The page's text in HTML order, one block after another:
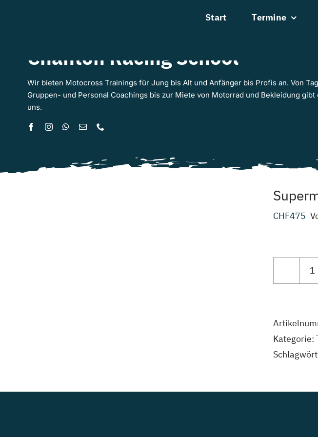
Start Termine
Chanton Racing School
Wir bieten Motocross Trainings für Jung bis Alt und Anfänger bis Profis an. Von
Gruppen- und Personal Coachings bis zur Miete von Motorrad und Bekleidung gibt
uns.
CHF475
Kategorie: